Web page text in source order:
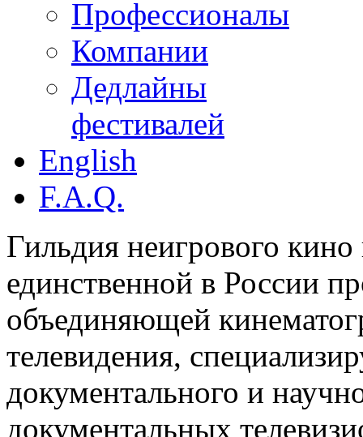
Профессионалы
Компании
Дедлайны
фестивалей
English
F.A.Q.
Гильдия неигрового кино
единственной в России
объединяющей
телевидения,
документального и
документальных